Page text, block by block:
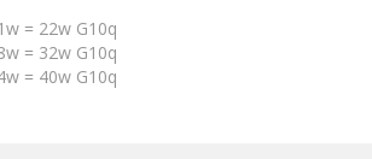
= 22w G10q
= 32w G10q
= 40w G10q